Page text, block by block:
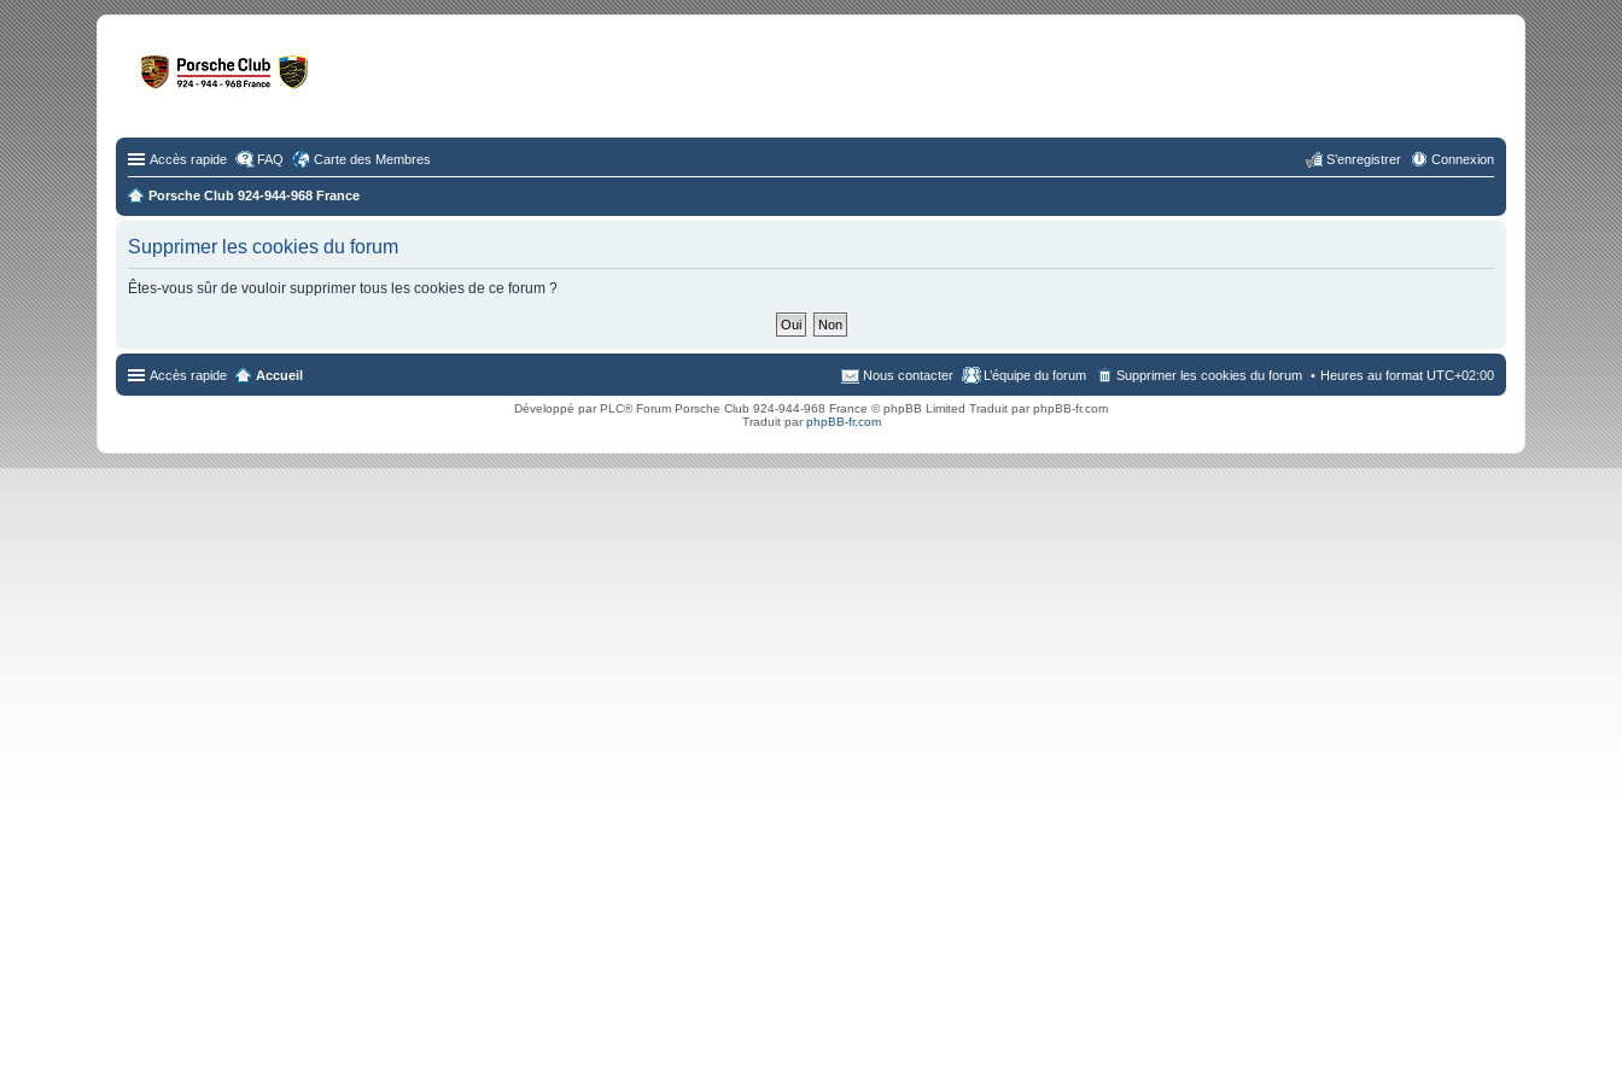
Accès rapide FAQ Carte des Membres Connexion
S’enregistrer
Porsche Club 924-944-968 France
Supprimer les cookies du forum
Êtes-vous sûr de vouloir supprimer tous les cookies de ce forum ?
Accès rapide Accueil Heures au format UTC+02:00
Supprimer les cookies du forum
L’équipe du forum
Nous contacter
Développé par PLC® Forum Porsche Club 924-944-968 France © phpBB Limited Traduit par phpBB-fr.com
Traduit parphpBB-fr.com